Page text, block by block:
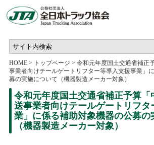
HOME> トップページ > 令和元年度国土交通省補正
事業者向けテールゲートリフター等導入支援事業」
募の実施について（機器製造メーカー対象）
令和元年度国土交通省補正予算「
送事業者向けテールゲートリフタ
業」に係る補助対象機器の公募の
（機器製造メーカー対象）